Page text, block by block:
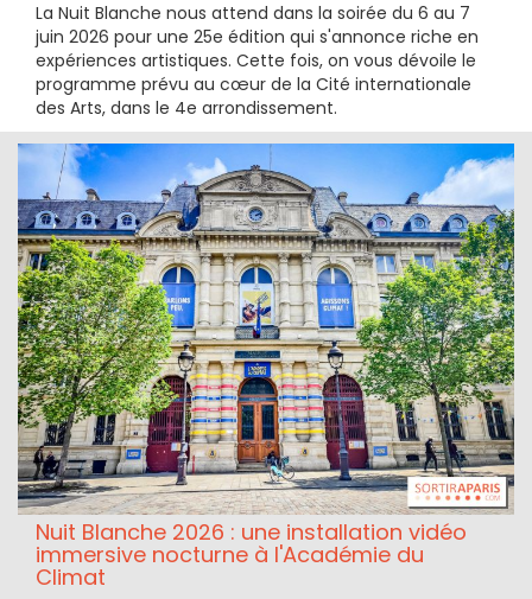
La Nuit Blanche nous attend dans la soirée du 6 au 7
juin 2026 pour une 25e édition qui s'annonce riche en
expériences artistiques. Cette fois, on vous dévoile le
programme prévu au cœur de la Cité internationale
des Arts, dans le 4e arrondissement.
Nuit Blanche 2026 : une installation vidéo
immersive nocturne à l'Académie du
Climat